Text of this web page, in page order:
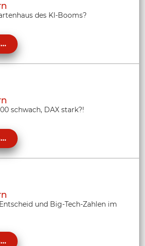
des KI-Booms?
schwach, DAX stark?!
und Big-Tech-Zahlen im